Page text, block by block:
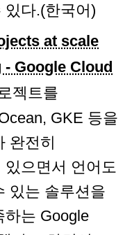
있다.(한국어)
at scale
Google Cloud
젝트를
GKE 등을
완전히
으면서 언어도
있는 솔루션을
하는 Google